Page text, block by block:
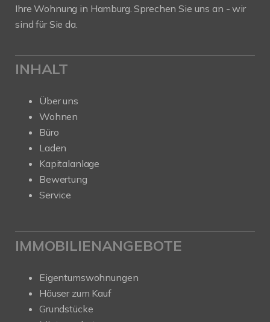
Ihre Wohnung in Hamburg. Sprechen Sie uns an - wir
sind für Sie da.
INHALT
Über uns
Wohnen
Büro
Laden
Kapitalanlage
Bewertung
Service
IMMOBILIENANGEBOTE
Eigentumswohnungen
Häuser zum Kauf
Grundstücke